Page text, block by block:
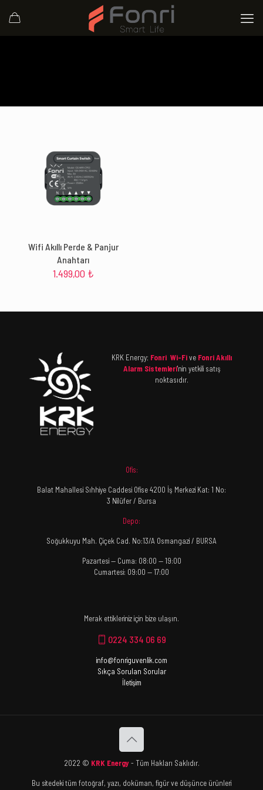
Wifi Akıllı Perde & Panjur
Anahtarı
1.499,00 ₺
KRK Energy; Fonri Wi-Five Fonri Akıllı
Alarm Sistemleri'nin yetkili satış
noktasıdır.
Ofis:
Balat Mahallesi Sıhhiye Caddesi Ofise 4200 İş Merkezi Kat: 1 No:
3 Nilüfer / Bursa
Depo:
Soğukkuyu Mah. Çiçek Cad. No:13/A Osmangazi / BURSA
Pazartesi — Cuma: 08:00 — 19:00
Cumartesi: 09:00 — 17:00
Merak ettikleriniz için bize ulaşın.
0224 334 06 69
info@fonriguvenlik.com
Sıkça Sorulan Sorular
İletişim
2022 © KRK Energy- Tüm Hakları Saklıdır.
Bu sitedeki tüm fotoğraf, yazı, doküman, figür ve düşünce ürünleri